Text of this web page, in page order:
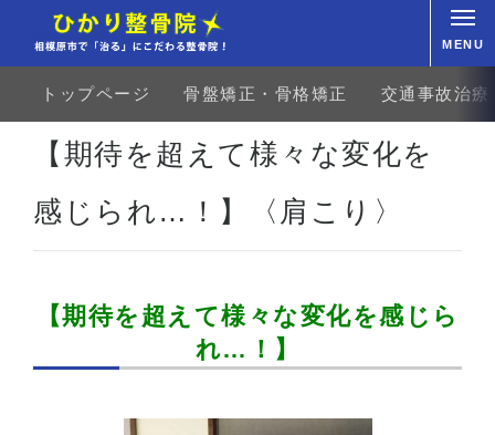
MENU
トップページ 骨盤矯正・骨格矯正 交通事故治療
ホーム お客様の声 上肢・下肢 【期待を超えて様々な変化を感じられ…！】〈肩こり
【期待を超えて様々な変化を
感じられ…！】〈肩こり〉
【期待を超えて様々な変化を感じら
れ…！】